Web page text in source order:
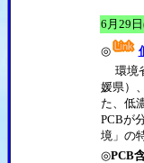
6月29
◎
環境
媛県）
た、低
PCBが
境
◎PCB